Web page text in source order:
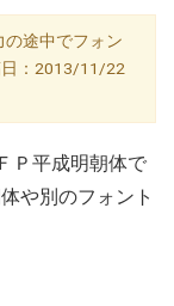
の途中でフォン
日：2013/11/22
Ｐ平成明朝体で
や別のフォント